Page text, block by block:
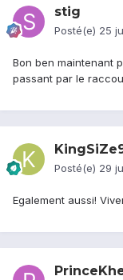
stig
Posté(e) 25
Bon ben maintenant
passant par le
Posté(e) 29
Egalement aussi!